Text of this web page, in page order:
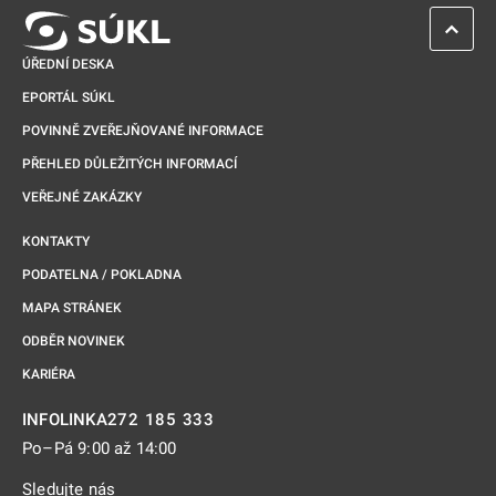
ÚŘEDNÍ DESKA
EPORTÁL SÚKL
POVINNĚ ZVEŘEJŇOVANÉ INFORMACE
PŘEHLED DŮLEŽITÝCH INFORMACÍ
VEŘEJNÉ ZAKÁZKY
KONTAKTY
PODATELNA / POKLADNA
MAPA STRÁNEK
ODBĚR NOVINEK
KARIÉRA
INFOLINKA272 185 333
Po–Pá 9:00 až 14:00
Sledujte nás
ZPĚT